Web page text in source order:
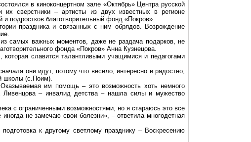
в киноконцертном зале «Октябрь» Центра русской
сверстники – артисты из двух известных в регионе
и подростков благотворительный фонд «Покров».
праздника и связанных с ним обрядов. Возрождение
самых важных моментов, даже не раздача подарков, не
фонда «Покров» Анна Кузнецова.
славится талантливыми учащимися и педагогами
они идут, потому что весело, интересно и радостно,
школы (с.Поим).
им помощь – это возможность хоть немного
Ливенцова– инвалид детства – нашла силы и мужество
с ограниченными возможностями, но я стараюсь это все
не замечаю свои болезни», – ответила многодетная
к другому светлому празднику – Воскресению